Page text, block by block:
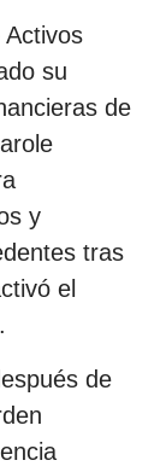
Activos
su
de
y
tras
el
de